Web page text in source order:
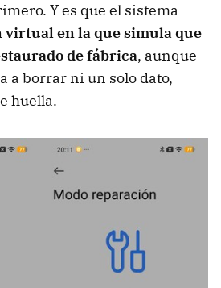
Y es que el sistema
en la que simula que
de fábrica, aunque
a borrar ni un solo dato,
huella.